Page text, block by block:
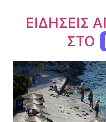
ΕΙΔΗΣΕΙΣ
ΣΤΟ